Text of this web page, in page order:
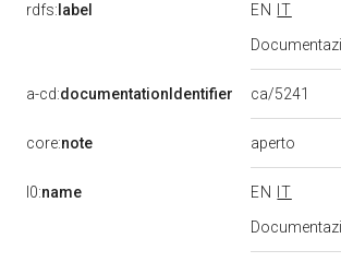
rdfs: label EN
IT
a-cd:documentationIdentifier ca/5241
core:note aperto
l0:name EN
IT